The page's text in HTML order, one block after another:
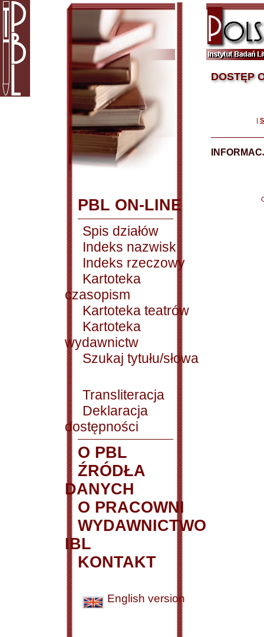
PBL ON-LINE
Spis działów
Indeks nazwisk
Indeks rzeczowy
Kartoteka
czasopism
Kartoteka teatrów
Kartoteka
wydawnictw
Szukaj tytułu/słowa
Transliteracja
Deklaracja
dostępności
O PBL
ŹRÓDŁA
DANYCH
O PRACOWNI
WYDAWNICTWO
IBL
KONTAKT
English version
DOSTĘP
|